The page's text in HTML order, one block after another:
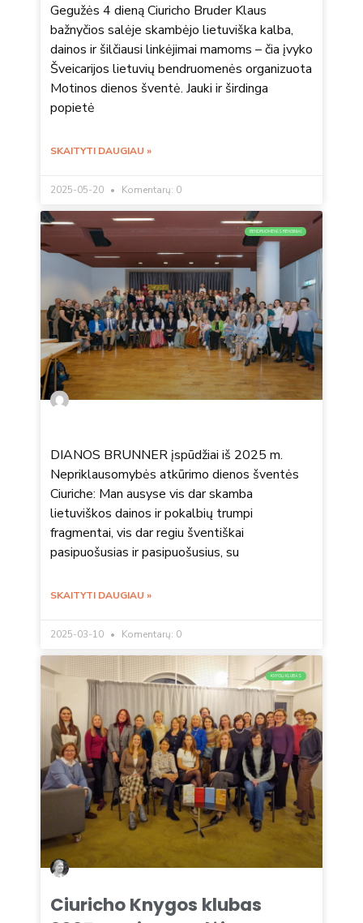
Gegužės 4 dieną Ciuricho Bruder Klaus
bažnyčios salėje skambėjo lietuviška kalba,
dainos ir šilčiausi linkėjimai mamoms – čia įvyko
Šveicarijos lietuvių bendruomenės organizuota
Motinos dienos šventė. Jauki ir širdinga
popietė
SKAITYTI DAUGIAU »
2025-05-20 Komentarų: 0
BENDRUOMENĖS RENGINIAI
DIANOS BRUNNER įspūdžiai iš 2025 m.
Nepriklausomybės atkūrimo dienos šventės
Ciuriche: Man ausyse vis dar skamba
lietuviškos dainos ir pokalbių trumpi
fragmentai, vis dar regiu šventiškai
pasipuošusias ir pasipuošusius, su
SKAITYTI DAUGIAU »
2025-03-10 Komentarų: 0
KNYGŲ KLUBAS
Ciuricho Knygos klubas